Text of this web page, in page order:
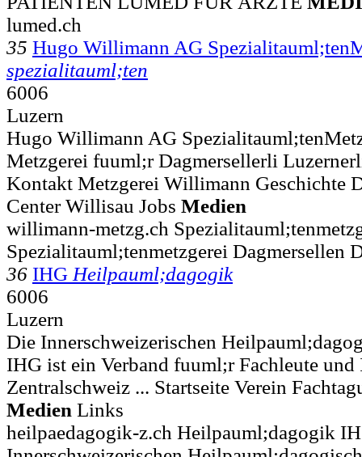
lumed.ch
35 Hugo Willimann AG
spezialitauml;ten
6006
Luzern
Hugo Willimann AG
Metzgerei fuuml;r Dagmersellerli
Kontakt Metzgerei Willimann Geschichte
Center Willisau Jobs Medien
willimann-metzg.ch
Spezialitauml;tenmetzgerei Dagmersellen
36 IHG Heilpauml;dagogik
6006
Luzern
Die Innerschweizerischen
IHG ist ein Verband fuuml;r Fachleute und
Zentralschweiz ... Startseite Verein
Medien Links
heilpaedagogik-z.ch Heilpauml;dagogik